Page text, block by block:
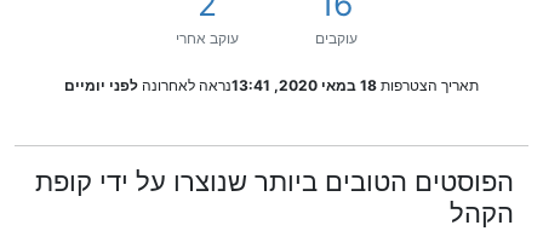
עוקבים עוקב אחרי
תאריך הצטרפות 18 במאי 2020, 13:41 נראה לאחרונה לפני יומיים
הפוסטים הטובים ביותר שנוצרו על ידי קופת
הקהל